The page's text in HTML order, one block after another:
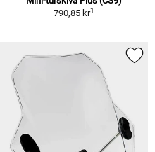
790,85 kr1